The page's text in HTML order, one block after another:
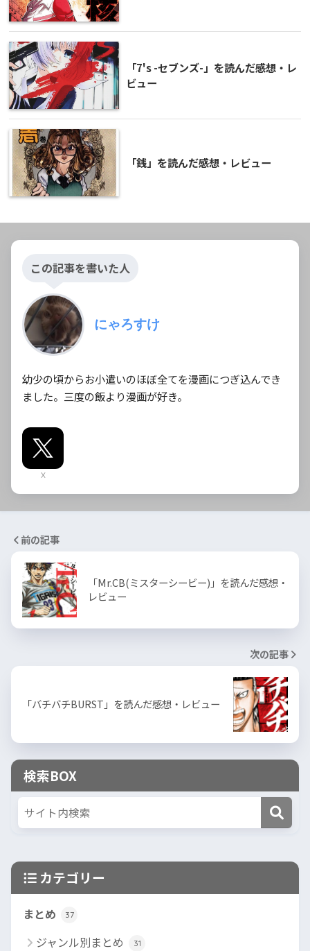
「7's -セブンズ-」を読んだ感想・レ
ビュー
「銭」を読んだ感想・レビュー
この記事を書いた人
にゃろすけ
幼少の頃からお小遣いのほぼ全てを漫画につぎ込んでき
ました。三度の飯より漫画が好き。
X
前の記事
「Mr.CB(ミスターシービー)」を読んだ感想・
レビュー
次の記事
「バチバチBURST」を読んだ感想・レビュー
検索BOX
カテゴリー
まとめ 37
ジャンル別まとめ 31